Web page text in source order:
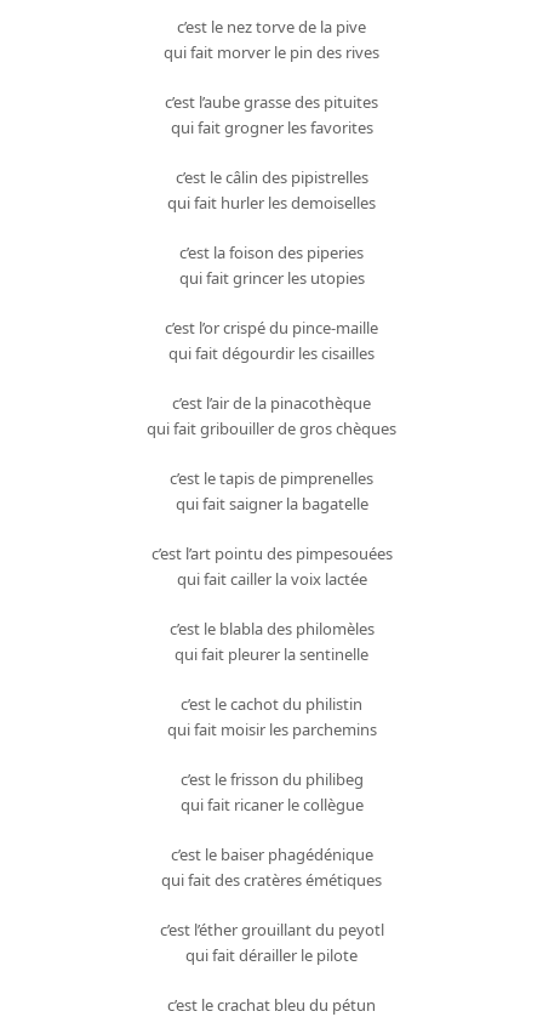
c’est le nez torve de la pive
qui fait morver le pin des rives
c’est l’aube grasse des pituites
qui fait grogner les favorites
c’est le câlin des pipistrelles
qui fait hurler les demoiselles
c’est la foison des piperies
qui fait grincer les utopies
c’est l’or crispé du pince-maille
qui fait dégourdir les cisailles
c’est l’air de la pinacothèque
qui fait gribouiller de gros chèques
c’est le tapis de pimprenelles
qui fait saigner la bagatelle
c’est l’art pointu des pimpesouées
qui fait cailler la voix lactée
c’est le blabla des philomèles
qui fait pleurer la sentinelle
c’est le cachot du philistin
qui fait moisir les parchemins
c’est le frisson du philibeg
qui fait ricaner le collègue
c’est le baiser phagédénique
qui fait des cratères émétiques
c’est l’éther grouillant du peyotl
qui fait dérailler le pilote
c’est le crachat bleu du pétun